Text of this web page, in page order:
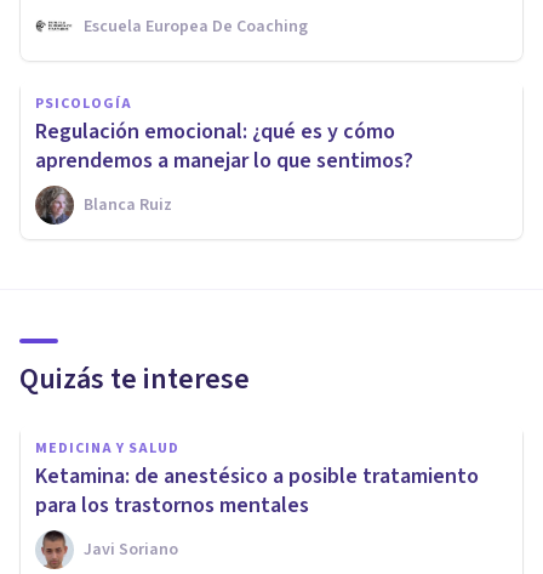
Escuela Europea De Coaching
PSICOLOGÍA
Regulación emocional: ¿qué es y cómo
aprendemos a manejar lo que sentimos?
Blanca Ruiz
Quizás te interese
MEDICINA Y SALUD
Ketamina: de anestésico a posible tratamiento
para los trastornos mentales
Javi Soriano